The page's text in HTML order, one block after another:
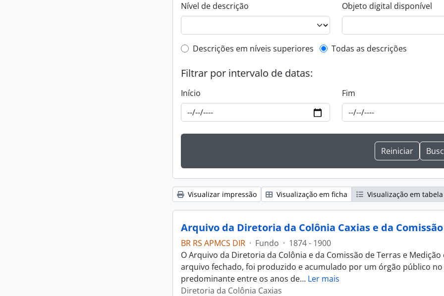
Nível de descrição Objeto digital disponível
Filtro de descrição de nível superior
Descrições em níveis superiores Todas as descrições
Filtrar por intervalo de datas:
Início Fim
Visualizar impressão Visualização em ficha Visualização em tabela
BR RS APMCS DIR · Fundo · 1874 - 1900
O Arquivo da Diretoria da Colônia e da Comissão de Terras e
arquivo fechado, foi produzido e acumulado por um órgão público
predominante entre os anos de… Ler mais
Diretoria da Colônia Caxias